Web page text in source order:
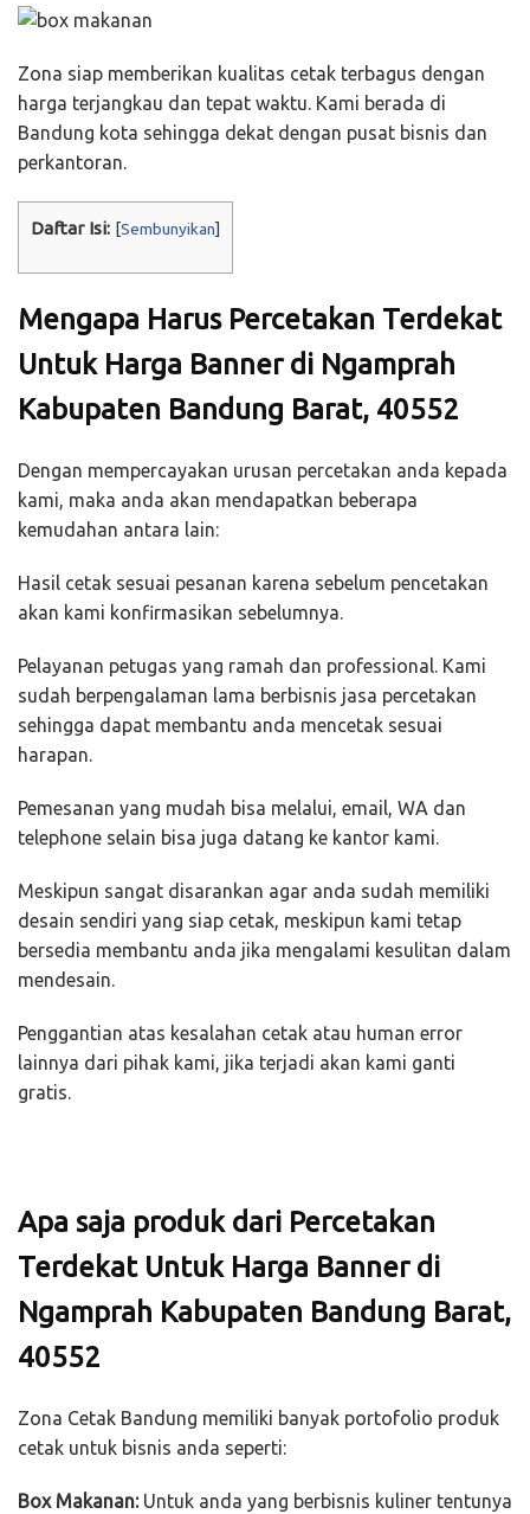
Zona siap memberikan kualitas cetak terbagus dengan
harga terjangkau dan tepat waktu. Kami berada di
Bandung kota sehingga dekat dengan pusat bisnis dan
perkantoran.
Daftar Isi: [Sembunyikan]
Mengapa Harus Percetakan Terdekat
Untuk Harga Banner di Ngamprah
Kabupaten Bandung Barat, 40552
Dengan mempercayakan urusan percetakan anda kepada
kami, maka anda akan mendapatkan beberapa
kemudahan antara lain:
Hasil cetak sesuai pesanan karena sebelum pencetakan
akan kami konfirmasikan sebelumnya.
Pelayanan petugas yang ramah dan professional. Kami
sudah berpengalaman lama berbisnis jasa percetakan
sehingga dapat membantu anda mencetak sesuai
harapan.
Pemesanan yang mudah bisa melalui, email, WA dan
telephone selain bisa juga datang ke kantor kami.
Meskipun sangat disarankan agar anda sudah memiliki
desain sendiri yang siap cetak, meskipun kami tetap
bersedia membantu anda jika mengalami kesulitan dalam
mendesain.
Penggantian atas kesalahan cetak atau human error
lainnya dari pihak kami, jika terjadi akan kami ganti
gratis.
Apa saja produk dari Percetakan
Terdekat Untuk Harga Banner di
Ngamprah Kabupaten Bandung Barat,
40552
Zona Cetak Bandung memiliki banyak portofolio produk
cetak untuk bisnis anda seperti:
Box Makanan:Untuk anda yang berbisnis kuliner tentunya